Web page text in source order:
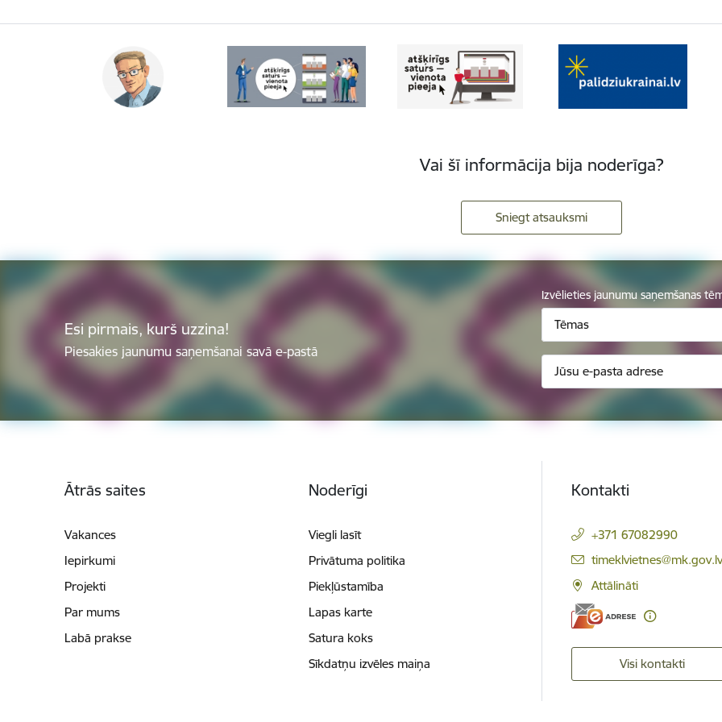
Vai šī informācija bija noderīga?
Sniegt atsauksmi
Esi pirmais, kurš uzzina!
Piesakies jaunumu saņemšanai savā e-pastā
Izvēlieties jaunumu saņemšanas
Tēmas
Ātrās saites
Vakances
Iepirkumi
Projekti
Par mums
Labā prakse
Noderīgi
Viegli lasīt
Privātuma politika
Piekļūstamība
Lapas karte
Satura koks
Sīkdatņu izvēles maiņa
Kontakti
+371 67082990
E-pasts:
timeklvietnes@mk.gov.lv
Attālināti
Visi kontakti